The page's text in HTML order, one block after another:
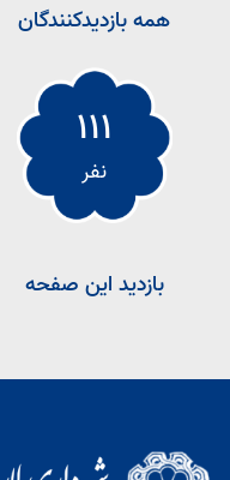
همه بازدیدکنندگان
111
نفر
بازدید این صفحه